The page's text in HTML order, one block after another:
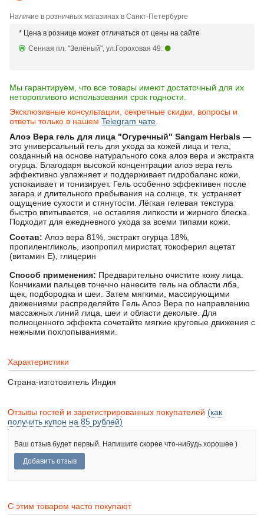
Наличие в розничных магазинах в Санкт-Петербурге
* Цена в рознице может отличаться от цены на сайте
Сенная пл. "Зелёный", ул.Гороховая 49:
Мы гарантируем, что все товары имеют достаточный для их
неторопливого использования срок годности.
Эксклюзивные консультации, секретные скидки, вопросы и
ответы только в нашемTelegram чате.
Алоэ Вера гель для лица "Огуречный" Sangam Herbals —
это универсальный гель для ухода за кожей лица и тела,
созданный на основе натурального сока алоэ вера и экстракта
огурца. Благодаря высокой концентрации алоэ вера гель
эффективно увлажняет и поддерживает гидробаланс кожи,
успокаивает и тонизирует. Гель особенно эффективен после
загара и длительного пребывания на солнце, т.к. устраняет
ощущение сухости и стянутости. Лёгкая гелевая текстура
быстро впитывается, не оставляя липкости и жирного блеска.
Подходит для ежедневного ухода за всеми типами кожи.
Состав:Алоэ вера 81%, экстракт огурца 18%,
пропиленгликоль, изопропил миристат, токоферил ацетат
(витамин Е), глицерин
Способ применения: Предварительно очистите кожу лица.
Кончиками пальцев точечно нанесите гель на области лба,
щек, подбородка и шеи. Затем мягкими, массирующими
движениями распределяйте Гель Алоэ Вера по направлению
массажных линий лица, шеи и области декольте. Для
полноценного эффекта сочетайте мягкие круговые движения с
нежными похлопываниями.
Характеристики
Страна-изготовитель Индия
Отзывы гостей и зарегистрированных покупателей (как
получить купон на 85 рублей)
Ваш отзыв будет первый. Напишите скорее что-нибудь хорошее )
С этим товаром часто покупают